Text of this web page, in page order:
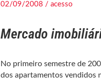
02/09/2008 / acesso
Mercado
No primeiro semestre de
dos apartamentos vendidos